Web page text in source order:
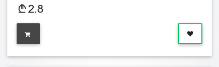
2.8